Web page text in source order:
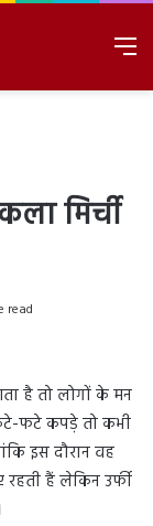
मिर्ची
read
है तो लोगों के मन
फटे कपड़े तो कभी
इस दौरान वह
रहती हैं लेकिन उर्फी